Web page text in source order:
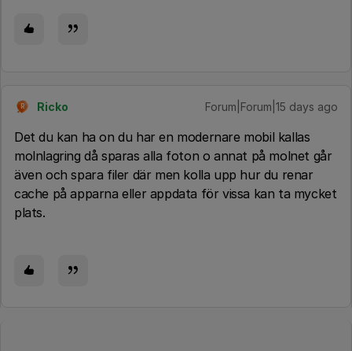
R Ricko Forum|Forum|15 days ago
Det du kan ha on du har en modernare mobil kallas
molnlagring då sparas alla foton o annat på molnet går
även och spara filer där men kolla upp hur du renar
cache på apparna eller appdata för vissa kan ta mycket
plats.